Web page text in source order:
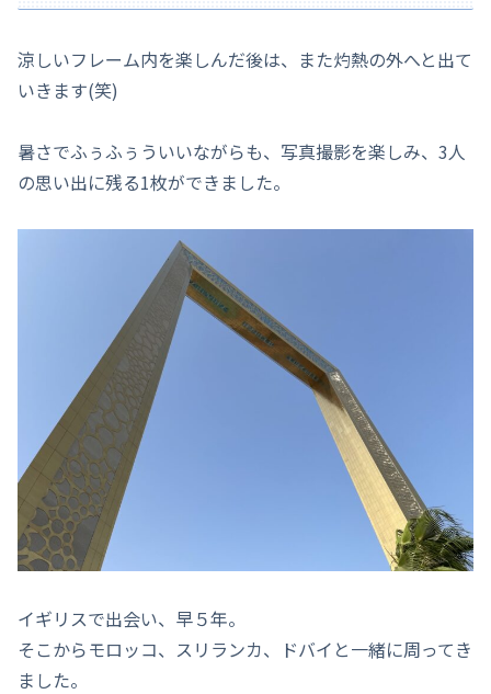
涼しいフレーム内を楽しんだ後は、また灼熱の外へと出て
いきます(笑)
暑さでふぅふぅういいながらも、写真撮影を楽しみ、3人
の思い出に残る1枚ができました。
イギリスで出会い、早５年。
そこからモロッコ、スリランカ、ドバイと一緒に周ってき
ました。